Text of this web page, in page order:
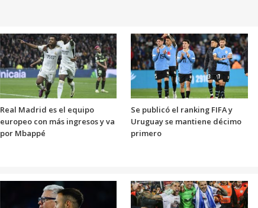
Real Madrid es el equipo
europeo con más ingresos y va
por Mbappé
Se publicó el ranking FIFA y
Uruguay se mantiene décimo
primero